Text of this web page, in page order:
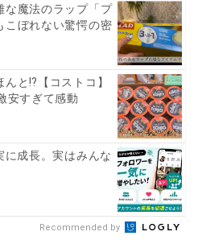
な魔法のラップ「プ
こぼれない驚愕の密
と⁉【コストコ】
安すぎて感動
に成長。実はみんな
Recommended by